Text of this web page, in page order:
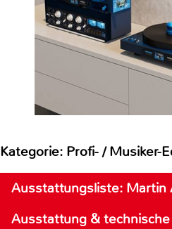
Kategorie: Profi- / Musiker-
Ausstattungsliste: Martin
Ausstattung &